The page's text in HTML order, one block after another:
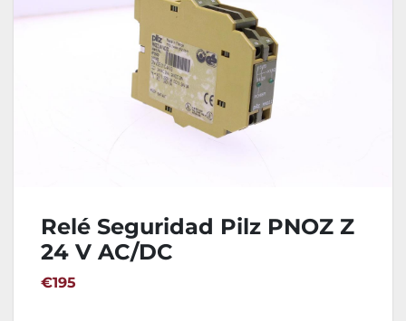
Relé Seguridad Pilz PNOZ Z
24 V AC/DC
€195